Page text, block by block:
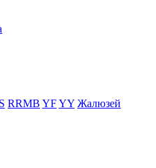
RRMB YFYY Жалюзей